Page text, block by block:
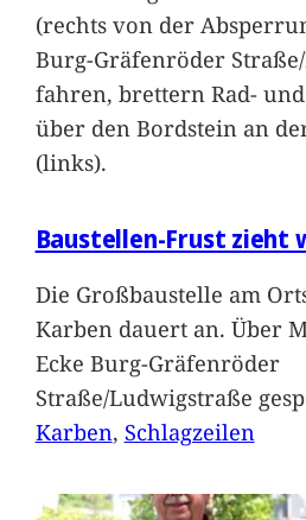
(rechts von der
Burg-Gräfenröder
fahren, brettern Rad-
über den Bordstein an
(links).
Baustellen-Frust zieht
Die Großbaustelle am
Karben dauert an. Über
Ecke Burg-Gräfenröder
Straße/Ludwigstraße
Karben, Schlagzeilen